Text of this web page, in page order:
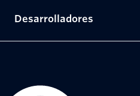
Desarrolladores